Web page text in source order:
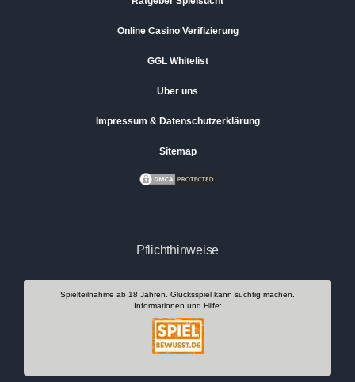
Online Casino Verifizierung
GGL Whitelist
Über uns
Impressum & Datenschutzerklärung
Sitemap
Pflichthinweise
Spielteilnahme ab 18 Jahren. Glücksspiel kann süchtig machen.
Informationen und Hilfe: